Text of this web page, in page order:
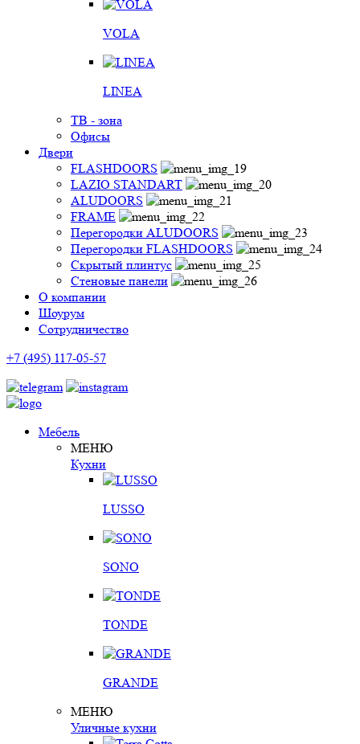
VOLA
LINEA
ТВ - зона
Офисы
Двери
FLASHDOORS
LAZIO STANDART
ALUDOORS
FRAME
Перегородки ALUDOORS
Перегородки FLASHDOORS
Скрытый плинтус
Стеновые панели
О компании
Шоурум
Сотрудничество
+7 (495) 117-05-57
Мебель
МЕНЮ
Кухни
LUSSO
SONO
TONDE
GRANDE
МЕНЮ
Уличные кухни